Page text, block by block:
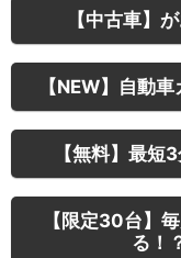
【中古車】
【NEW】自動
【無料】最短
【限定30台】
る！